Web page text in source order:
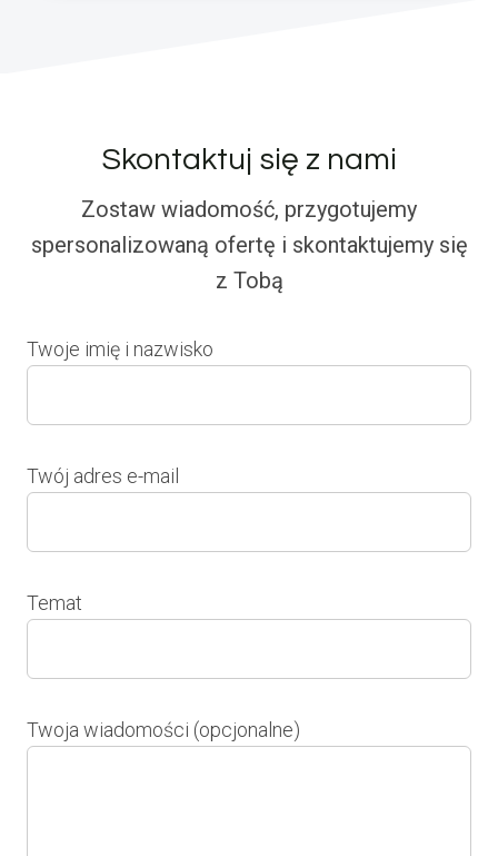
Skontaktuj się z nami
Zostaw wiadomość, przygotujemy
spersonalizowaną ofertę i skontaktujemy się
z Tobą
Twoje imię i nazwisko
Twój adres e-mail
Temat
Twoja wiadomości (opcjonalne)